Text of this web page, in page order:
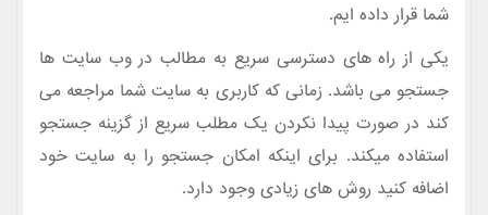
شما قرار داده ایم.
یکی از راه های دسترسی سریع به مطالب در وب سایت ها
جستجو می باشد. زمانی که کاربری به سایت شما مراجعه می
کند در صورت پیدا نکردن یک مطلب سریع از گزینه جستجو
استفاده میکند. برای اینکه امکان جستجو را به سایت خود
اضافه کنید روش های زیادی وجود دارد.